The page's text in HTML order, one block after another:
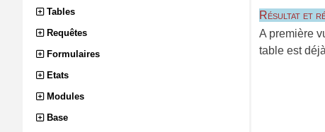
Tables
Requêtes
Formulaires
Etats
Modules
Base
Résultat et
A première
table est